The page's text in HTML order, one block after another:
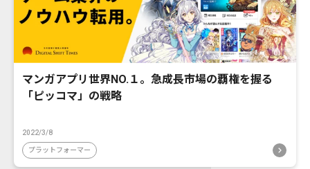
マンガアプリ世界NO.１。急成長市場の覇権を握る
「ピッコマ」の戦略
2022/3/8
プラットフォーマー